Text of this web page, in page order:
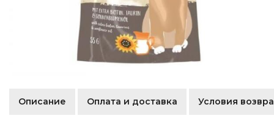
Описание Оплата и доставка Условия